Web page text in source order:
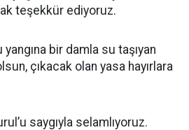
teşekkür ediyoruz.
yangına bir damla su taşıyan
çıkacak olan yasa hayırlara
saygıyla selamlıyoruz.